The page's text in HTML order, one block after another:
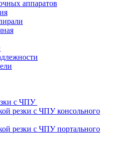
аппаратов
с ЧПУ
резки с ЧПУ консольного
резки с ЧПУ портального